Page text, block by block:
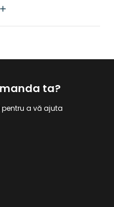
ta?
pentru a vă ajuta